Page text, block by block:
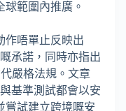
範圍內推廣。
作唔單止反映出
承諾，同時亦指出
嚴格法規。文章
基準測試都會以安
嘗試建立跨境嘅安